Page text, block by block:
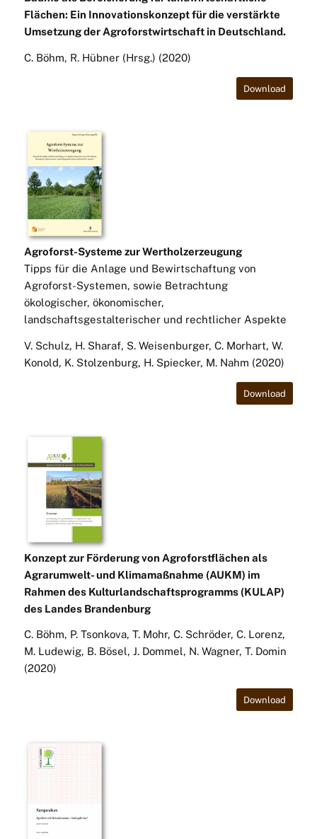
Flächen: Ein Innovationskonzept für die verstärkte
Umsetzung der Agroforstwirtschaft in Deutschland.
C. Böhm, R. Hübner (Hrsg.) (2020)
Download
Agroforst-Systeme zur Wertholzerzeugung
Tipps für die Anlage und Bewirtschaftung von
Agroforst-Systemen, sowie Betrachtung
ökologischer, ökonomischer,
landschaftsgestalterischer und rechtlicher Aspekte
V. Schulz, H. Sharaf, S. Weisenburger, C. Morhart, W.
Konold, K. Stolzenburg, H. Spiecker, M. Nahm (2020)
Download
Konzept zur Förderung von Agroforstflächen als
Agrarumwelt- und Klimamaßnahme (AUKM) im
Rahmen des Kulturlandschaftsprogramms (KULAP)
des Landes Brandenburg
C. Böhm, P. Tsonkova, T. Mohr, C. Schröder, C. Lorenz,
M. Ludewig, B. Bösel, J. Dommel, N. Wagner, T. Domin
(2020)
Download